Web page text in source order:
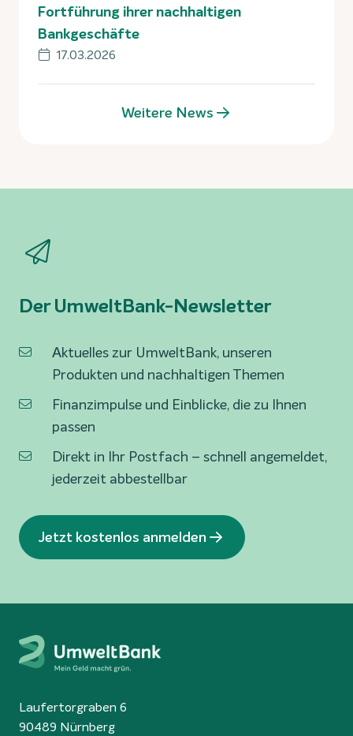
Fortführung ihrer nachhaltigen
Bankgeschäfte
17.03.2026
Weitere News
Der UmweltBank-Newsletter
Aktuelles zur UmweltBank, unseren
Produkten und nachhaltigen Themen
Finanzimpulse und Einblicke, die zu Ihnen
passen
Direkt in Ihr Postfach – schnell angemeldet,
jederzeit abbestellbar
Jetzt kostenlos anmelden
Laufertorgraben 6
90489 Nürnberg